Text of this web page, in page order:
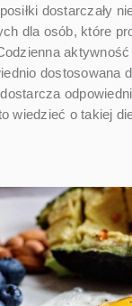
dostarczały
dla osób, które
dostosowana
wiedzieć o takiej